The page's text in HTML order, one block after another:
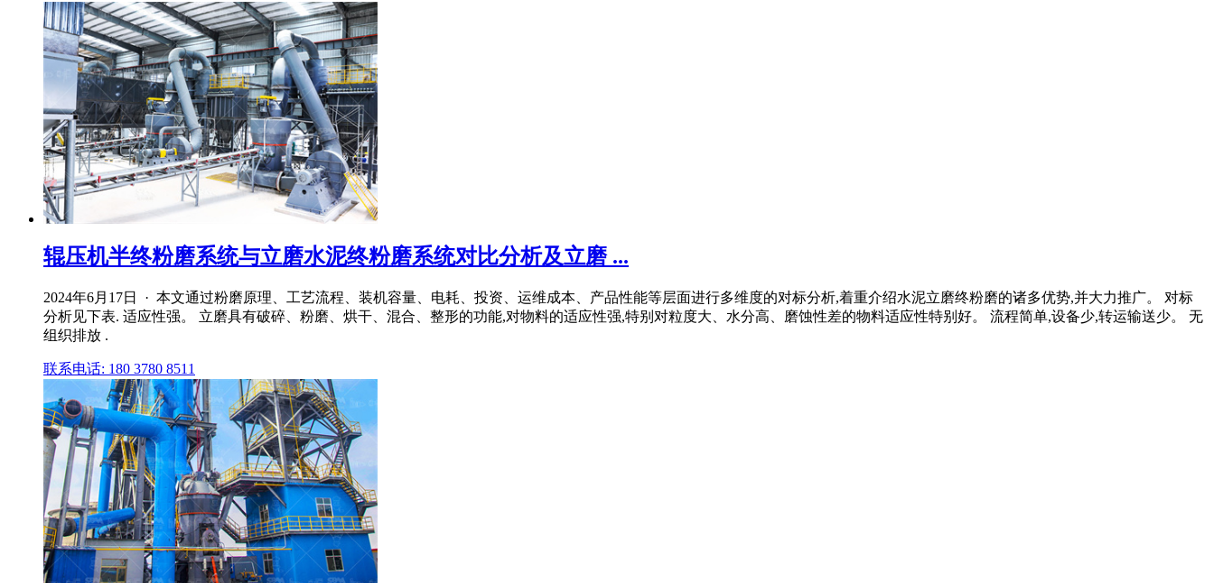
辊压机半终粉磨系统与立磨水泥终粉磨系统对比分析及立磨 ...
2024年6月17日 · 本文通过粉磨原理、工艺流程、装机容量、电耗、投资、运维成本、产品性能等层面进行多维度的对标分析,着重介绍水泥立磨终粉磨的诸多优势,并大力推广。 对标
分析见下表. 适应性强。 立磨具有破碎、粉磨、烘干、混合、整形的功能,对物料的适应性强,特别对粒度大、水分高、磨蚀性差的物料适应性特别好。 流程简单,设备少,转运输送少。 无
组织排放 .
联系电话: 180 3780 8511